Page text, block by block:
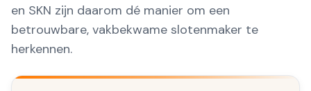
en SKN zijn daarom dé manier om een
betrouwbare, vakbekwame slotenmaker te
herkennen.